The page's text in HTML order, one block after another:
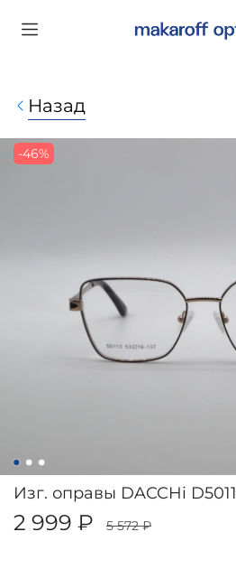
Назад
-46%
Изг. оправы DACCHi
2 999 ₽ 5 572 ₽